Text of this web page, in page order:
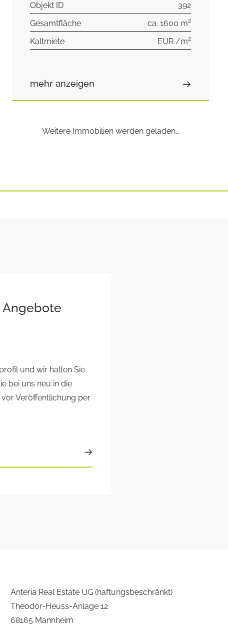
Objekt ID
392
Gesamtfläche
ca. 1600 m²
Kaltmiete
EUR /m²
mehr anzeigen
Weitere Immobilien werden geladen…
und wir halten Sie
bei uns neu in die
Veröffentlichung per
Anteria Real Estate UG (haftungsbeschränkt)
Theodor-Heuss-Anlage 12
68165 Mannheim